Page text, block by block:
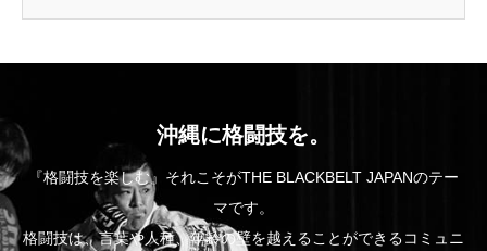
沖縄に格闘技を。
『格闘技を楽しむ』それこそがTHE BLACKBELT JAPANのテー
マです。
格闘技は、言葉や人種、年齢の壁を越えることができるコミュニ